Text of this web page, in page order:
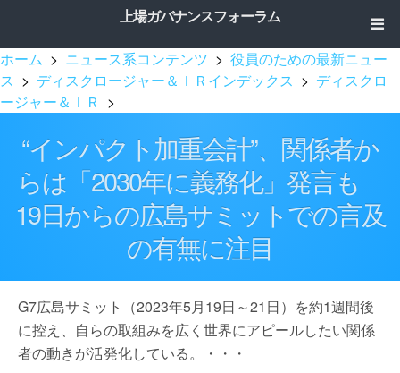
上場ガバナンスフォーラム
ホーム > ニュース系コンテンツ > 役員のための最新ニュー
ス > ディスクロージャー＆ＩＲインデックス > ディスクロ
ージャー＆ＩＲ >
“インパクト加重会計”、関係者か
らは「2030年に義務化」発言も
19日からの広島サミットでの言及
の有無に注目
G7広島サミット（2023年5月19日～21日）を約1週間後
に控え、自らの取組みを広く世界にアピールしたい関係
者の動きが活発化している。・・・